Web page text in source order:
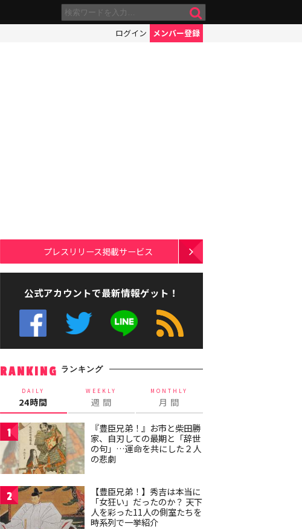
ログイン メンバー登録
プレスリリース掲載サービス
公式アカウントで最新情報ゲット！
RANKING ランキング
DAILY
24時間
WEEKLY
週 間
MONTHLY
月 間
1
『豊臣兄弟！』お市と柴田勝
家、自刃しての最期と「辞世
の句」…運命を共にした２人
の悲劇
2
【豊臣兄弟！】秀吉は本当に
「女狂い」だったのか？ 天下
人を彩った11人の側室たちを
時系列で一挙紹介